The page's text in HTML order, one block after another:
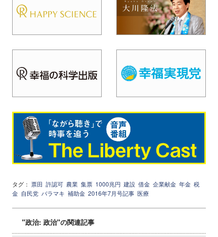
タグ： 票田 許認可 農業 集票 1000兆円 建設 借金 企業献金 年金 税
金 自民党 バラマキ 補助金 2016年7月号記事 医療
"政治: 政治"の関連記事